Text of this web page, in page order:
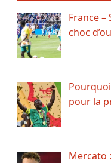
France –
choc
pour la
Mercato